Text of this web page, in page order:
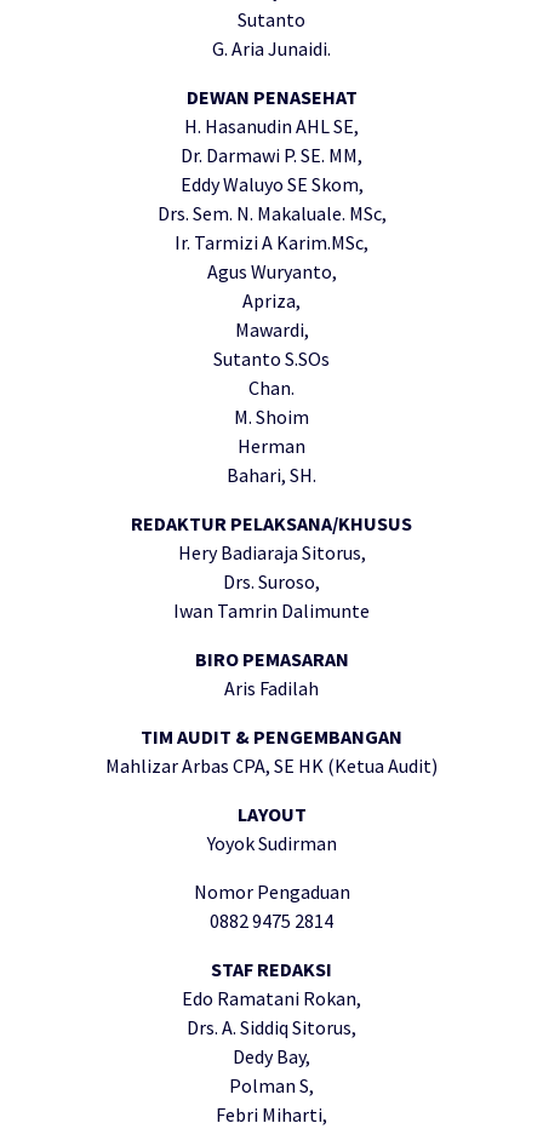
Sutanto
G. Aria Junaidi.
DEWAN PENASEHAT
H. Hasanudin AHL SE,
Dr. Darmawi P. SE. MM,
Eddy Waluyo SE Skom,
Drs. Sem. N. Makaluale. MSc,
Ir. Tarmizi A Karim.MSc,
Agus Wuryanto,
Apriza,
Mawardi,
Sutanto S.SOs
Chan.
M. Shoim
Herman
Bahari, SH.
REDAKTUR PELAKSANA/KHUSUS
Hery Badiaraja Sitorus,
Drs. Suroso,
Iwan Tamrin Dalimunte
BIRO PEMASARAN
Aris Fadilah
TIM AUDIT & PENGEMBANGAN
Mahlizar Arbas CPA, SE HK (Ketua Audit)
LAYOUT
Yoyok Sudirman
Nomor Pengaduan
0882 9475 2814
STAF REDAKSI
Edo Ramatani Rokan,
Drs. A. Siddiq Sitorus,
Dedy Bay,
Polman S,
Febri Miharti,